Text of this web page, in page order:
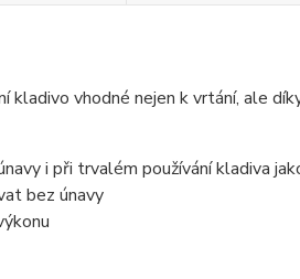
kladivo vhodné nejen k vrtání, ale
i při trvalém používání kladiva
bez únavy